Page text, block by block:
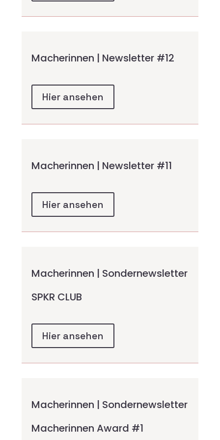
Macherinnen | Newsletter #12
Hier ansehen
Macherinnen | Newsletter #11
Hier ansehen
Macherinnen | Sondernewsletter
SPKR CLUB
Hier ansehen
Macherinnen | Sondernewsletter
Macherinnen Award #1